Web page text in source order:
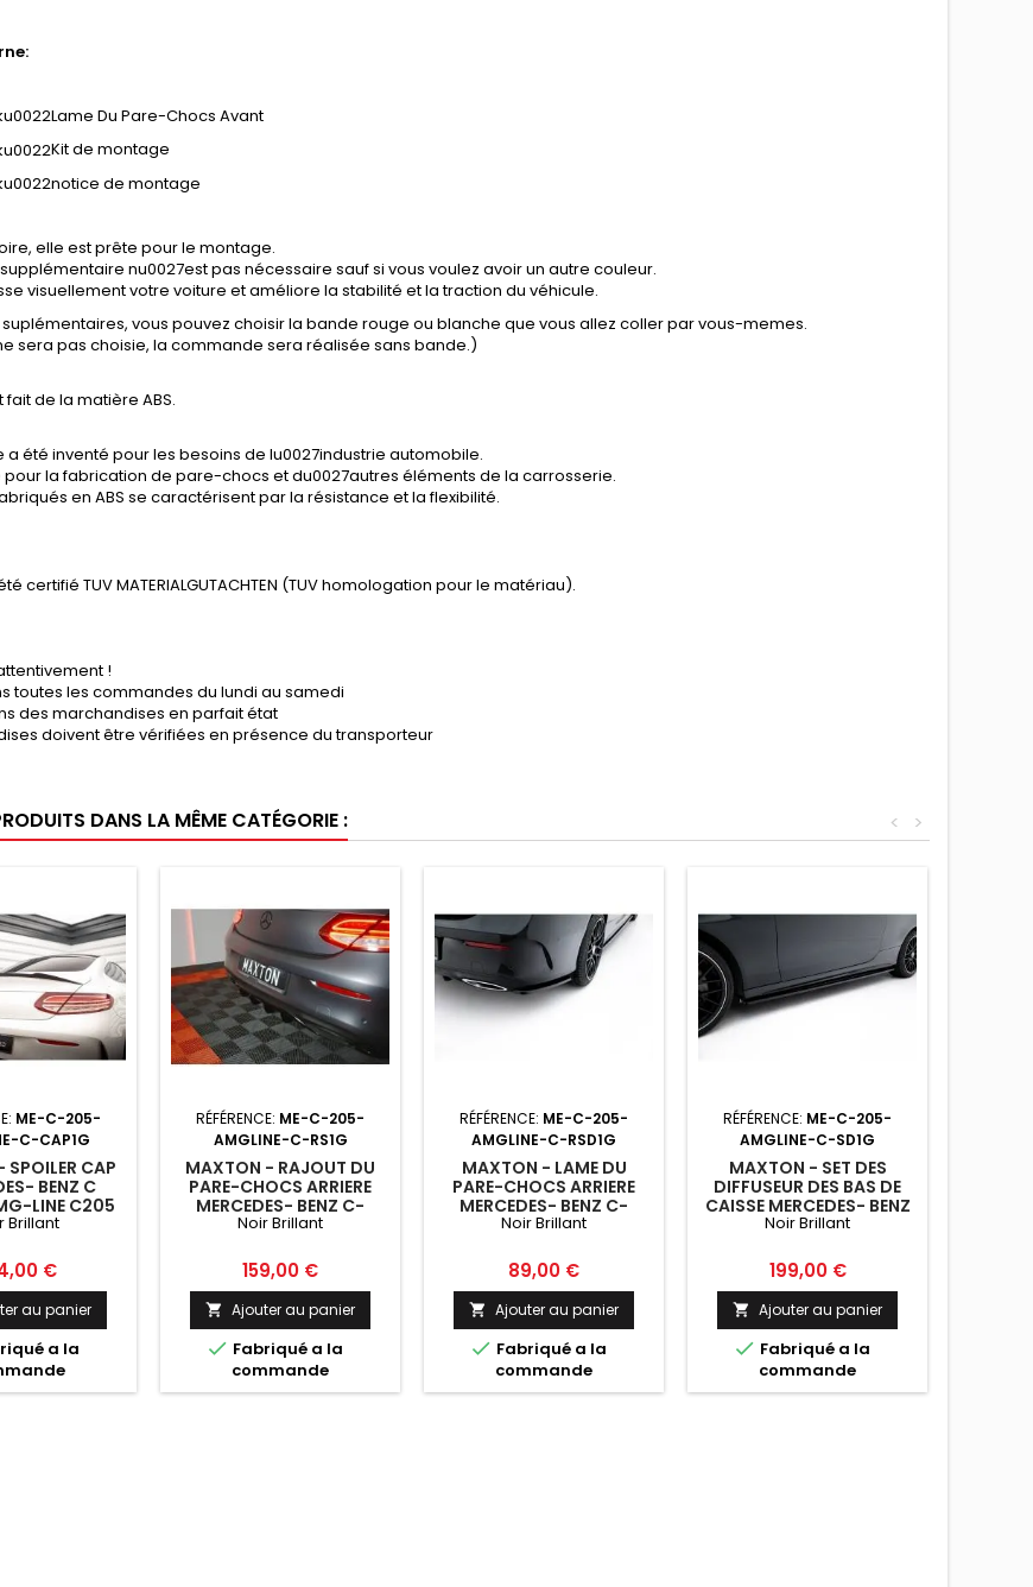
Lame Du Pare-Chocs Avant
Kit de montage
notice de montage
elle est prête pour le montage.
nu0027est pas nécessaire sauf si vous voulez avoir un autre couleur.
visuellement votre voiture et améliore la stabilité et la traction du véhicule.
suplémentaires, vous pouvez choisir la bande rouge ou blanche que vous allez coller par vous-memes.
sera pas choisie, la commande sera réalisée sans bande.)
de la matière ABS.
a été inventé pour les besoins de lu0027industrie automobile.
pour la fabrication de pare-chocs et du0027autres éléments de la carrosserie.
en ABS se caractérisent par la résistance et la flexibilité.
certifié TUV MATERIALGUTACHTEN (TUV homologation pour le matériau).
!
toutes les commandes du lundi au samedi
des marchandises en parfait état
doivent être vérifiées en présence du transporteur
DANS LA MÊME CATÉGORIE : >
<
ME-C-205-
C-CAP1G
CAP
BENZ C
LINE C205
Brillant
€
au panier
a la
RÉFÉRENCE: ME-C-205-
AMGLINE-C-RS1G
MAXTON - RAJOUT DU
PARE-CHOCS ARRIERE
MERCEDES- BENZ C-
CLASS W205 COUPE
Noir Brillant
Prix
159,00 €
 Ajouter au panier
 Fabriqué a la
commande
RÉFÉRENCE: ME-C-205-
AMGLINE-C-RSD1G
MAXTON - LAME DU
PARE-CHOCS ARRIERE
MERCEDES- BENZ C-
CLASS W205 COUPE
Noir Brillant
Prix
89,00 €
 Ajouter au panier
 Fabriqué a la
commande
RÉFÉRENCE: ME-C-205-
AMGLINE-C-SD1G
MAXTON - SET DES
DIFFUSEUR DES BAS DE
CAISSE MERCEDES- BENZ
C-CLASS W205 COUPE
Noir Brillant
Prix
199,00 €
 Ajouter au panier
 Fabriqué a la
commande